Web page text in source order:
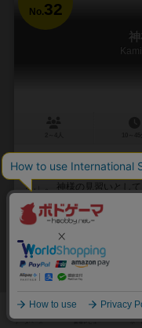
No.32
神々の宴で神楽舞う、十
八百万の動物や自然の力
札」。 神様の見習いとし
興味あり